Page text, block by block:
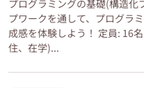
プログラミングの基礎(構造化
プワークを通して、プログラ
成感を体験しよう！ 定員: 16
住、在学)...